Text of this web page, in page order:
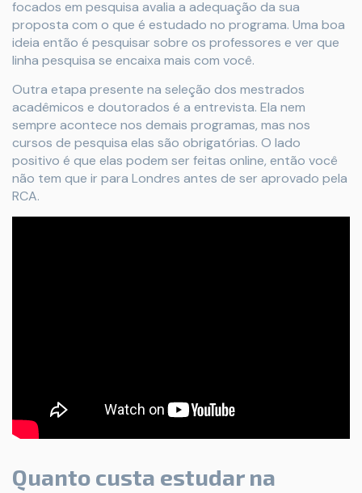
focados em pesquisa avalia a adequação da sua
proposta com o que é estudado no programa. Uma boa
ideia então é pesquisar sobre os professores e ver que
linha pesquisa se encaixa mais com você.
Outra etapa presente na seleção dos mestrados
acadêmicos e doutorados é a entrevista. Ela nem
sempre acontece nos demais programas, mas nos
cursos de pesquisa elas são obrigatórias. O lado
positivo é que elas podem ser feitas online, então você
não tem que ir para Londres antes de ser aprovado pela
RCA.
Quanto custa estudar na